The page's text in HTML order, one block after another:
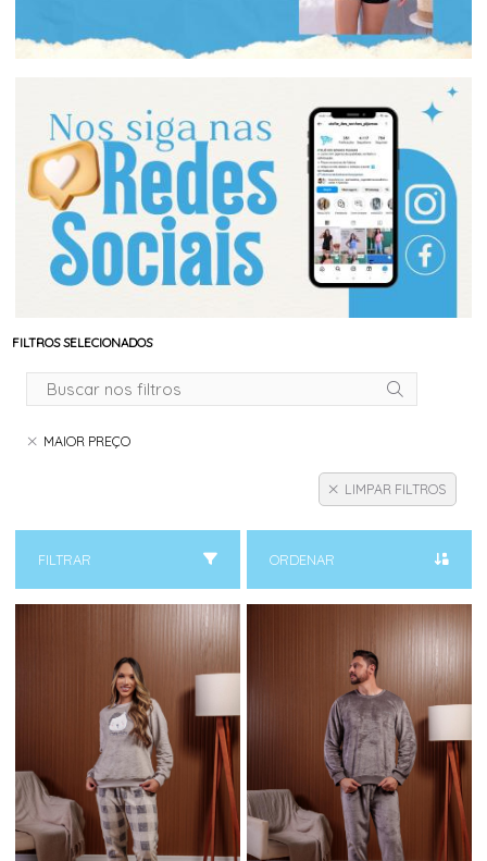
FILTROS SELECIONADOS
MAIOR PREÇO
LIMPAR FILTROS
FILTRAR ORDENAR